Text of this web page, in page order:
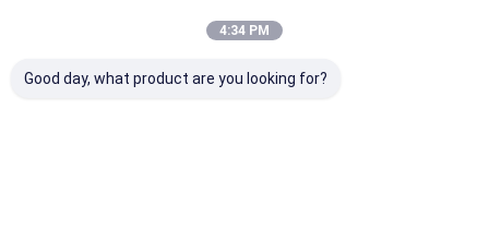
4:34 PM
Good day, what product are you looking for?